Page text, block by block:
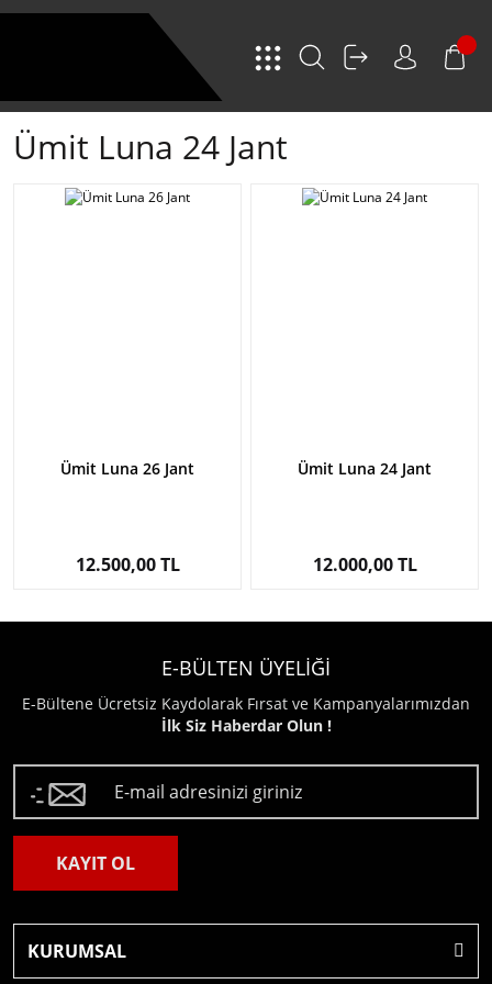
Ümit Luna 24 Jant
Ümit Luna 26 Jant
12.500,00 TL
Ümit Luna 24 Jant
12.000,00 TL
E-BÜLTEN ÜYELİĞİ
E-Bültene Ücretsiz Kaydolarak Fırsat ve Kampanyalarımızdan
İlk Siz Haberdar Olun !
KAYIT OL
KURUMSAL